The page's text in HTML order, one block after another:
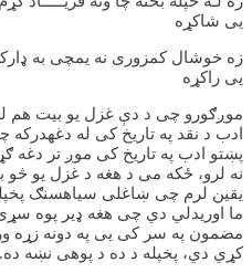
یی شاکړه
زه خوشال کمزوری نه یمچی به
یی راکړه
موږګورو چی د دې غزل یو بیت هم
ادب د نقد په تاریخ کی له دغهدرکه
پښتو ادب په تاریخ کی موږ تر
نه لرو، ځکه می د هغه د غزل یو څو
یقین لرم چی ښاغلی سیاهسنګ
ما اوریدلي دي چی هغه ډیر پوه
مضمون په سر کی یی په دونه زړه
کړي دي، پخپله د ده د پوهی نښه ده.